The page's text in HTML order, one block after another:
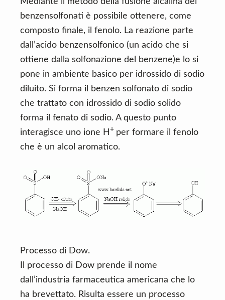
benzensolfonati è possibile ottenere, come
composto finale, il fenolo. La reazione parte
dall’acido benzensolfonico (un acido che si
ottiene dalla solfonazione del benzene)e lo si
pone in ambiente basico per idrossido di sodio
diluito. Si forma il benzen solfonato di sodio
che trattato con idrossido di sodio solido
forma il fenato di sodio. A questo punto
interagisce uno ione H + per formare il fenolo
che è un alcol aromatico.
Processo di Dow.
Il processo di Dow prende il nome
dall’industria farmaceutica americana che lo
ha brevettato. Risulta essere un processo